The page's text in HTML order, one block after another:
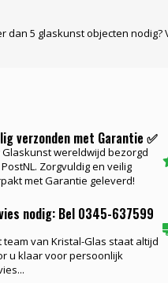
dan 5 glaskunst objecten nodig?
verzonden met Garantie ✅
Glaskunst wereldwijd bezorgd
Zorgvuldig en veilig
met Garantie geleverd!
nodig: Bel 0345-637599
team van Kristal-Glas staat altijd
u klaar voor persoonlijk